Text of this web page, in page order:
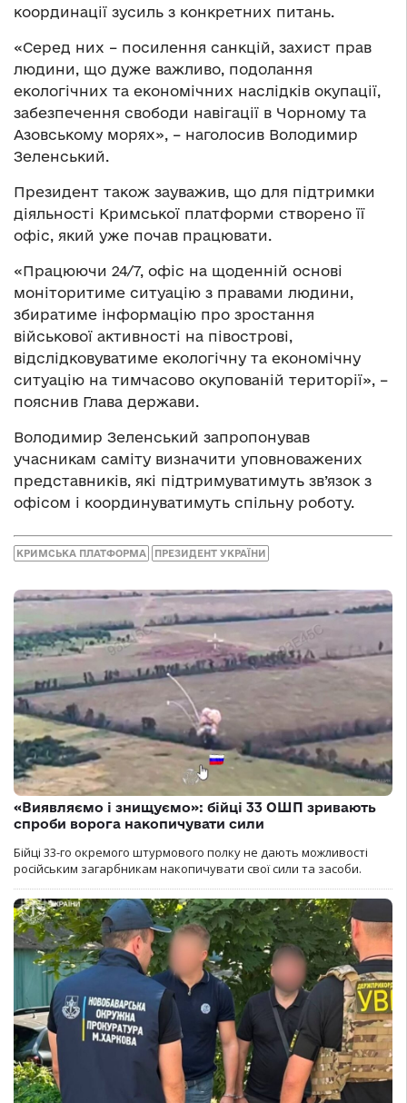
координації зусиль з конкретних питань.
«Серед них – посилення санкцій, захист прав
людини, що дуже важливо, подолання
екологічних та економічних наслідків окупації,
забезпечення свободи навігації в Чорному та
Азовському морях», – наголосив Володимир
Зеленський.
Президент також зауважив, що для підтримки
діяльності Кримської платформи створено її
офіс, який уже почав працювати.
«Працюючи 24/7, офіс на щоденній основі
моніторитиме ситуацію з правами людини,
збиратиме інформацію про зростання
військової активності на півострові,
відслідковуватиме екологічну та економічну
ситуацію на тимчасово окупованій території», –
пояснив Глава держави.
Володимир Зеленський запропонував
учасникам саміту визначити уповноважених
представників, які підтримуватимуть зв’язок з
офісом і координуватимуть спільну роботу.
КРИМСЬКА ПЛАТФОРМА ПРЕЗИДЕНТ УКРАЇНИ
«Виявляємо і знищуємо»: бійці 33 ОШП зривають
спроби ворога накопичувати сили
Бійці 33-го окремого штурмового полку не дають можливості
російським загарбникам накопичувати свої сили та засоби.